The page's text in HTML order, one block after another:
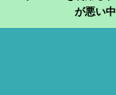
が悪い